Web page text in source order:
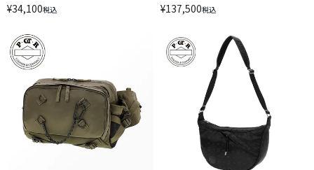
¥34,100税込 ¥137,500税込